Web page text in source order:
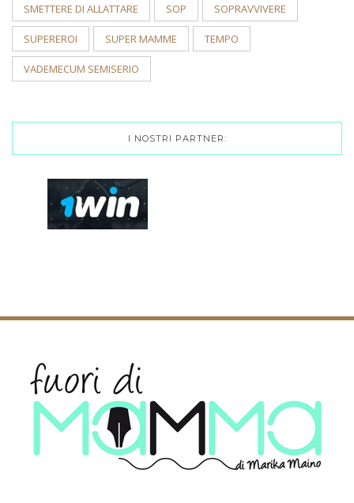
SMETTERE DI ALLATTARE SOP SOPRAVVIVERE
SUPEREROI SUPER MAMME TEMPO
VADEMECUM SEMISERIO
I NOSTRI PARTNER: